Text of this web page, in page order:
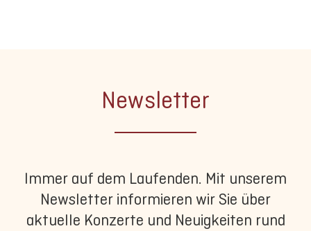
Newsletter
Immer auf dem Laufenden. Mit unserem
Newsletter informieren wir Sie über
aktuelle Konzerte und Neuigkeiten rund